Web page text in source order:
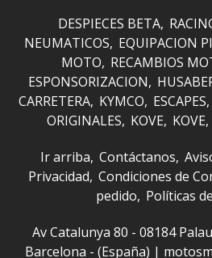
DESPIECES BETA
NEUMATICOS EQUIPACION
MOTO RECAMBIOS
ESPONSORIZACION
CARRETERA KYMCO ESCAPES
ORIGINALES KOVE KOVE
Ir arriba Contáctanos
Privacidad Condiciones de
pedido Políticas
Av Catalunya 80 - 08184
Barcelona - (España) |